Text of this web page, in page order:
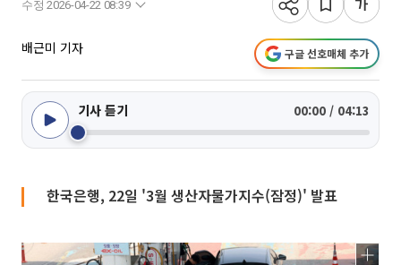
수정 2026-04-22 08:39
배근미 기자 구글 선호매체 추가
기사 듣기 00:00 / 04:13
한국은행, 22일 '3월 생산자물가지수(잠정)' 발표